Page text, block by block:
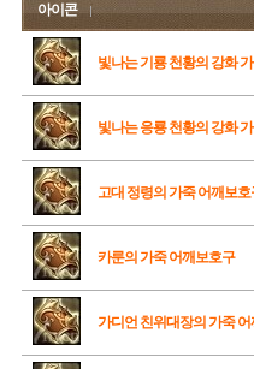
아이콘
빛나는 기룡 천황의 강화
빛나는 응룡 천황의 강화
고대 정령의 가죽 어깨보호
카룬의 가죽 어깨보호구
가디언 친위대장의 가죽